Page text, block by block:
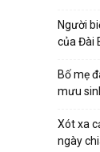
Người
của Đài
Bố mẹ
mưu
Xót xa
ngày